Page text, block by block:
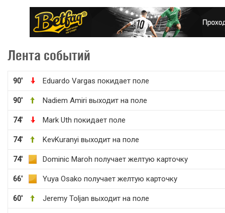
Лента событий
90' Eduardo Vargas покидает поле
90' Nadiem Amiri выходит на поле
74' Mark Uth покидает поле
74' KevKuranyi выходит на поле
74' Dominic Maroh получает желтую карточку
66' Yuya Osako получает желтую карточку
60' Jeremy Toljan выходит на поле